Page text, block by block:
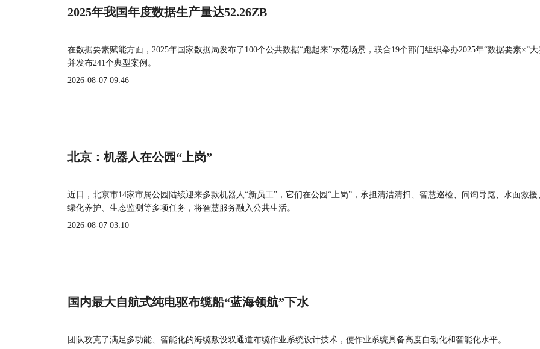
2025年我国年度数据生产量达52.26ZB
在数据要素赋能方面，2025年国家数据局发布了100个公共数据“跑起来”示范场景，联合19个部门组织举办2025年“数据要素×”大
并发布241个典型案例。
2026-08-07 09:46
北京：机器人在公园“上岗”
近日，北京市14家市属公园陆续迎来多款机器人“新员工”，它们在公园“上岗”，承担清洁清扫、智慧巡检、问询导览、水面救援
绿化养护、生态监测等多项任务，将智慧服务融入公共生活。
2026-08-07 03:10
国内最大自航式纯电驱布缆船“蓝海领航”下水
团队攻克了满足多功能、智能化的海缆敷设双通道布缆作业系统设计技术，使作业系统具备高度自动化和智能化水平。